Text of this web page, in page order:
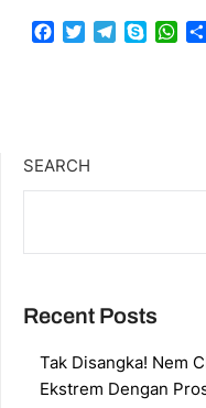
Facebook
TwitterTelegram
Skype
SEARCH
Recent Posts
Tak Disangka! Nem
Ekstrem Dengan